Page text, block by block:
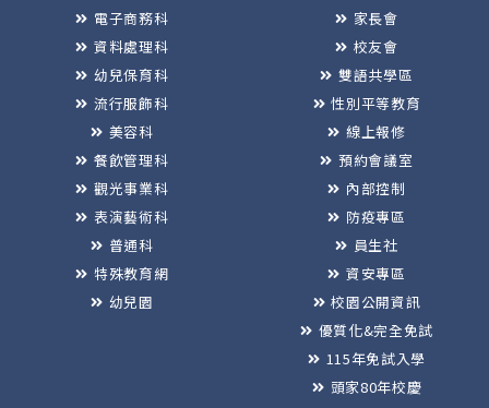
電子商務科
資料處理科
幼兒保育科
流行服飾科
美容科
餐飲管理科
觀光事業科
表演藝術科
普通科
特殊教育網
幼兒園
家長會
校友會
雙語共學區
性別平等教育
線上報修
預約會議室
內部控制
防疫專區
員生社
資安專區
校園公開資訊
優質化&完全免試
115年免試入學
頭家80年校慶